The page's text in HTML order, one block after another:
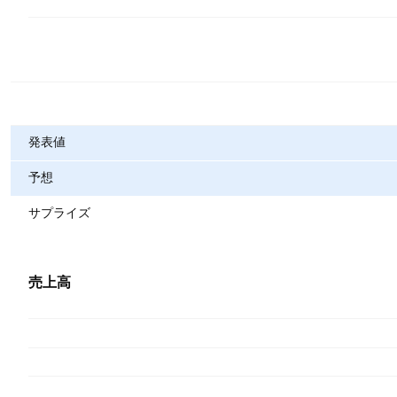
発表値
予想
サプライズ
売上高